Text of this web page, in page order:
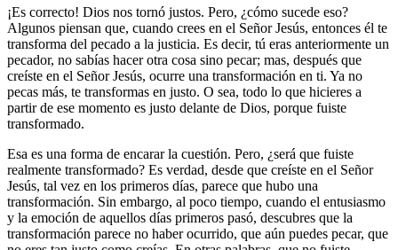
¡Es correcto! Dios nos tornó justos. Pero, ¿cómo sucede eso?
Algunos piensan que, cuando crees en el Señor Jesús, entonces él te
transforma del pecado a la justicia. Es decir, tú eras anteriormente un
pecador, no sabías hacer otra cosa sino pecar; mas, después que
creíste en el Señor Jesús, ocurre una transformación en ti. Ya no
pecas más, te transformas en justo. O sea, todo lo que hicieres a
partir de ese momento es justo delante de Dios, porque fuiste
transformado.
Esa es una forma de encarar la cuestión. Pero, ¿será que fuiste
realmente transformado? Es verdad, desde que creíste en el Señor
Jesús, tal vez en los primeros días, parece que hubo una
transformación. Sin embargo, al poco tiempo, cuando el entusiasmo
y la emoción de aquellos días primeros pasó, descubres que la
transformación parece no haber ocurrido, que aún puedes pecar, que